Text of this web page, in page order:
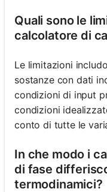
Quali sono le
calcolatore di
Le limitazioni
sostanze con dati
condizioni di input
condizioni
conto di tutte le
In che modo i
di fase
termodinamici?